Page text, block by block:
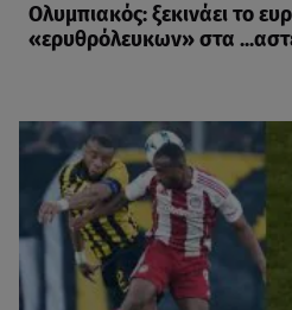
Ολυμπιακός: ξεκινάει το
«ερυθρόλευκων» στα